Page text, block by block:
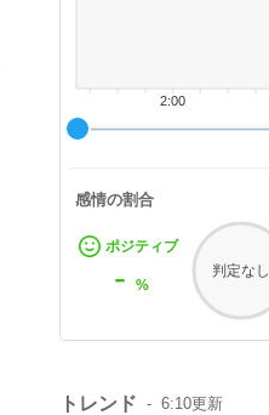
2:00
感情の割合
ポジティブ
- %
判定なし
トレンド 6:10更新